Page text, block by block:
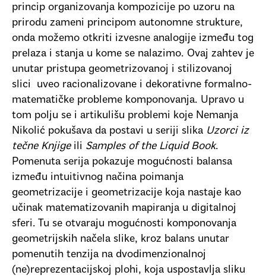
princip organizovanja kompozicije po uzoru na
prirodu zameni principom autonomne strukture,
onda možemo otkriti izvesne analogije između tog
prelaza i stanja u kome se nalazimo. Ovaj zahtev je
unutar pristupa geometrizovanoj i stilizovanoj
slici uveo racionalizovane i dekorativne formalno-
matematičke probleme komponovanja. Upravo u
tom polju se i artikulišu problemi koje Nemanja
Nikolić pokušava da postavi u seriji slika Uzorci iz
tečne Knjigeili Samples of the Liquid Book.
Pomenuta serija pokazuje mogućnosti balansa
između intuitivnog načina poimanja
geometrizacije i geometrizacije koja nastaje kao
učinak matematizovanih mapiranja u digitalnoj
sferi. Tu se otvaraju mogućnosti komponovanja
geometrijskih načela slike, kroz balans unutar
pomenutih tenzija na dvodimenzionalnoj
(ne)reprezentacijskoj plohi, koja uspostavlja sliku